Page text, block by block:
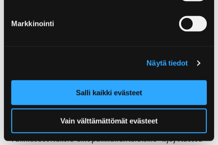
Markkinointi
Näytä tiedot
Salli kaikki evästeet
Vain välttämättömät evästeet
Pori on juuri sopiva kaupunki
erityisestä rauhallisuudesta ja Pori asuinpaikkana sopii
– En viihdy suurkaupungeissa kuten Helsingissä vaan
tykkään tällaisesta rauhallisesta elämänmenosta. Toki
voisin kuvitella asuvani vaikka ulkomailla, mutta Pori on
kuitenkin juuri sopiva kaupunki nyt.
Paikkasuosituksia ulkopaikkakuntalaisille kysyttäessä